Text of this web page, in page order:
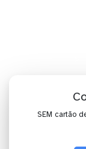
SEM cartão